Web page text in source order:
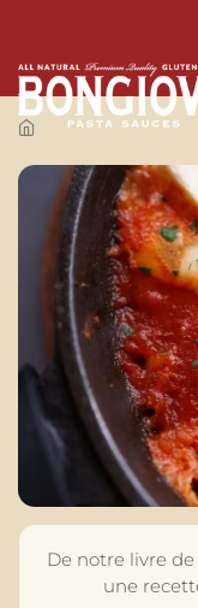
De notre livre
une